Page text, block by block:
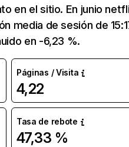
en el sitio. En junio
media de sesión de
en -6,23 %.
Páginas / Visita
4,22
Tasa de rebote
47,33 %